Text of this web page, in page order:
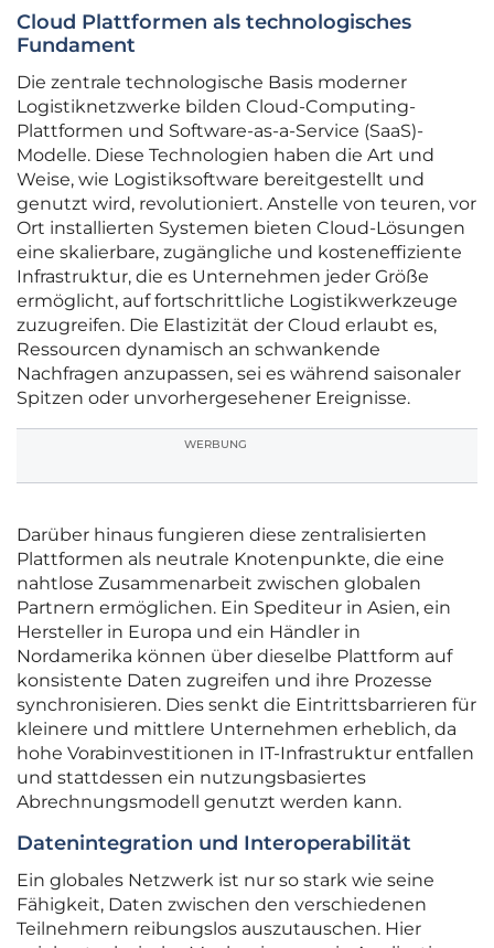
Cloud Plattformen als technologisches
Fundament
Die zentrale technologische Basis moderner
Logistiknetzwerke bilden Cloud-Computing-
Plattformen und Software-as-a-Service (SaaS)-
Modelle. Diese Technologien haben die Art und
Weise, wie Logistiksoftware bereitgestellt und
genutzt wird, revolutioniert. Anstelle von teuren, vor
Ort installierten Systemen bieten Cloud-Lösungen
eine skalierbare, zugängliche und kosteneffiziente
Infrastruktur, die es Unternehmen jeder Größe
ermöglicht, auf fortschrittliche Logistikwerkzeuge
zuzugreifen. Die Elastizität der Cloud erlaubt es,
Ressourcen dynamisch an schwankende
Nachfragen anzupassen, sei es während saisonaler
Spitzen oder unvorhergesehener Ereignisse.
WERBUNG
Darüber hinaus fungieren diese zentralisierten
Plattformen als neutrale Knotenpunkte, die eine
nahtlose Zusammenarbeit zwischen globalen
Partnern ermöglichen. Ein Spediteur in Asien, ein
Hersteller in Europa und ein Händler in
Nordamerika können über dieselbe Plattform auf
konsistente Daten zugreifen und ihre Prozesse
synchronisieren. Dies senkt die Eintrittsbarrieren für
kleinere und mittlere Unternehmen erheblich, da
hohe Vorabinvestitionen in IT-Infrastruktur entfallen
und stattdessen ein nutzungsbasiertes
Abrechnungsmodell genutzt werden kann.
Datenintegration und Interoperabilität
Ein globales Netzwerk ist nur so stark wie seine
Fähigkeit, Daten zwischen den verschiedenen
Teilnehmern reibungslos auszutauschen. Hier